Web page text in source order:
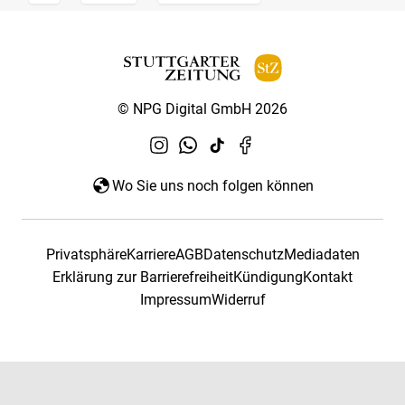
© NPG Digital GmbH 2026
Wo Sie uns noch folgen können
PrivatsphäreKarriereAGBDatenschutzMediadaten
Erklärung zur BarrierefreiheitKündigungKontakt
ImpressumWiderruf